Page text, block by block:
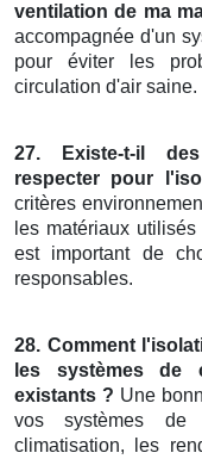
ventilation de ma
accompagnée d'un
pour éviter les
circulation d'air saine.
27. Existe-t-il
respecter pour
critères
les matériaux
est important de
responsables.
28. Comment
les systèmes de
existants ? Une
vos systèmes de
climatisation, les